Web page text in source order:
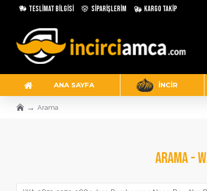
Teslimat Bilgisi Siparişlerim Kargo Takip
ANA SAYFA İNCIR
Arama
ARAMA -